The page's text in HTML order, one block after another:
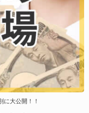
に大公開！！